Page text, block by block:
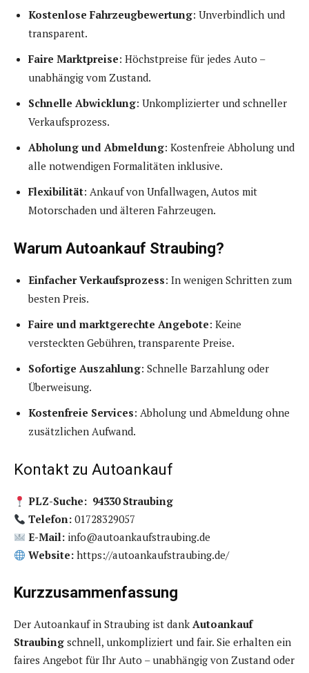
Kostenlose Fahrzeugbewertung: Unverbindlich und
transparent.
Faire Marktpreise: Höchstpreise für jedes Auto –
unabhängig vom Zustand.
Schnelle Abwicklung: Unkomplizierter und schneller
Verkaufsprozess.
Abholung und Abmeldung: Kostenfreie Abholung und
alle notwendigen Formalitäten inklusive.
Flexibilität: Ankauf von Unfallwagen, Autos mit
Motorschaden und älteren Fahrzeugen.
Warum Autoankauf Straubing?
Einfacher Verkaufsprozess: In wenigen Schritten zum
besten Preis.
Faire und marktgerechte Angebote: Keine
versteckten Gebühren, transparente Preise.
Sofortige Auszahlung: Schnelle Barzahlung oder
Überweisung.
Kostenfreie Services: Abholung und Abmeldung ohne
zusätzlichen Aufwand.
Kontakt zu Autoankauf
PLZ-Suche: 94330 Straubing
Telefon:01728329057
E-Mail: info@autoankaufstraubing.de
Website:https://autoankaufstraubing.de/
Kurzzusammenfassung
Der Autoankauf in Straubing ist dank Autoankauf
Straubing schnell, unkompliziert und fair. Sie erhalten ein
faires Angebot für Ihr Auto – unabhängig von Zustand oder